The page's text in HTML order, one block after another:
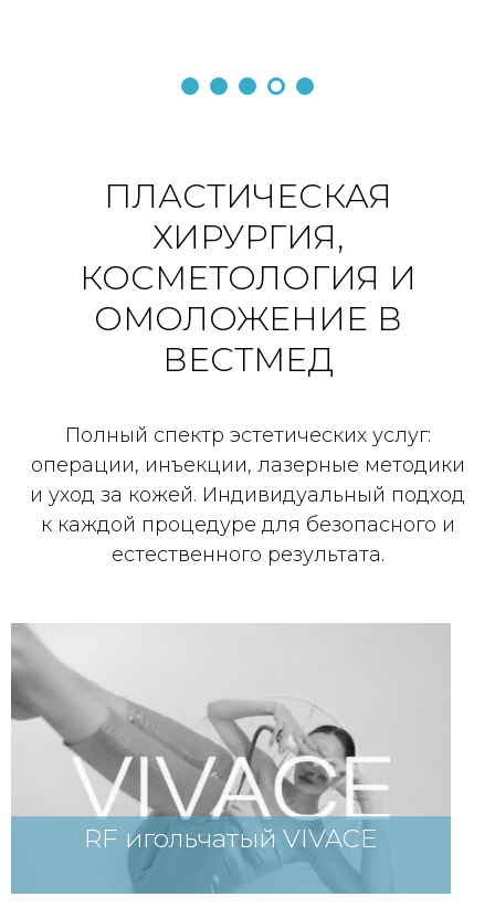
ПЛАСТИЧЕСКАЯ
ХИРУРГИЯ,
КОСМЕТОЛОГИЯ И
ОМОЛОЖЕНИЕ В
ВЕСТМЕД
Полный спектр эстетических услуг:
операции, инъекции, лазерные методики
и уход за кожей. Индивидуальный подход
к каждой процедуре для безопасного и
естественного результата.
RF игольчатый VIVACE